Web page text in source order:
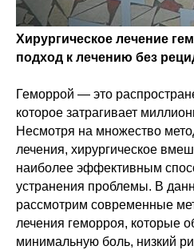
Хирургическое лечение
подход к лечению без
Геморрой — это
которое затрагивает
Несмотря на множество
лечения, хирургическое
наиболее эффективным
устранения проблемы. В
рассмотрим современные
лечения геморроя, которые
минимальную боль, низкий